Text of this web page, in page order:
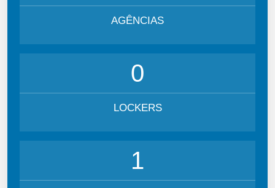
AGÊNCIAS
0
LOCKERS
1